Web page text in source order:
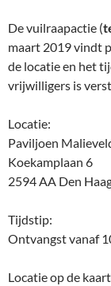
De vuilraapactie (
maart 2019 vindt
de locatie en het
vrijwilligers is
Locatie:
Paviljoen
Koekamplaan 6
2594 AA Den
Tijdstip:
Ontvangst vanaf
Locatie op de